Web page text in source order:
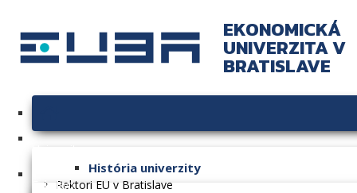
EKONOMICKÁ
UNIVERZITA V
BRATISLAVE
História univerzity
Rektori EU v Bratislave
Fakulty